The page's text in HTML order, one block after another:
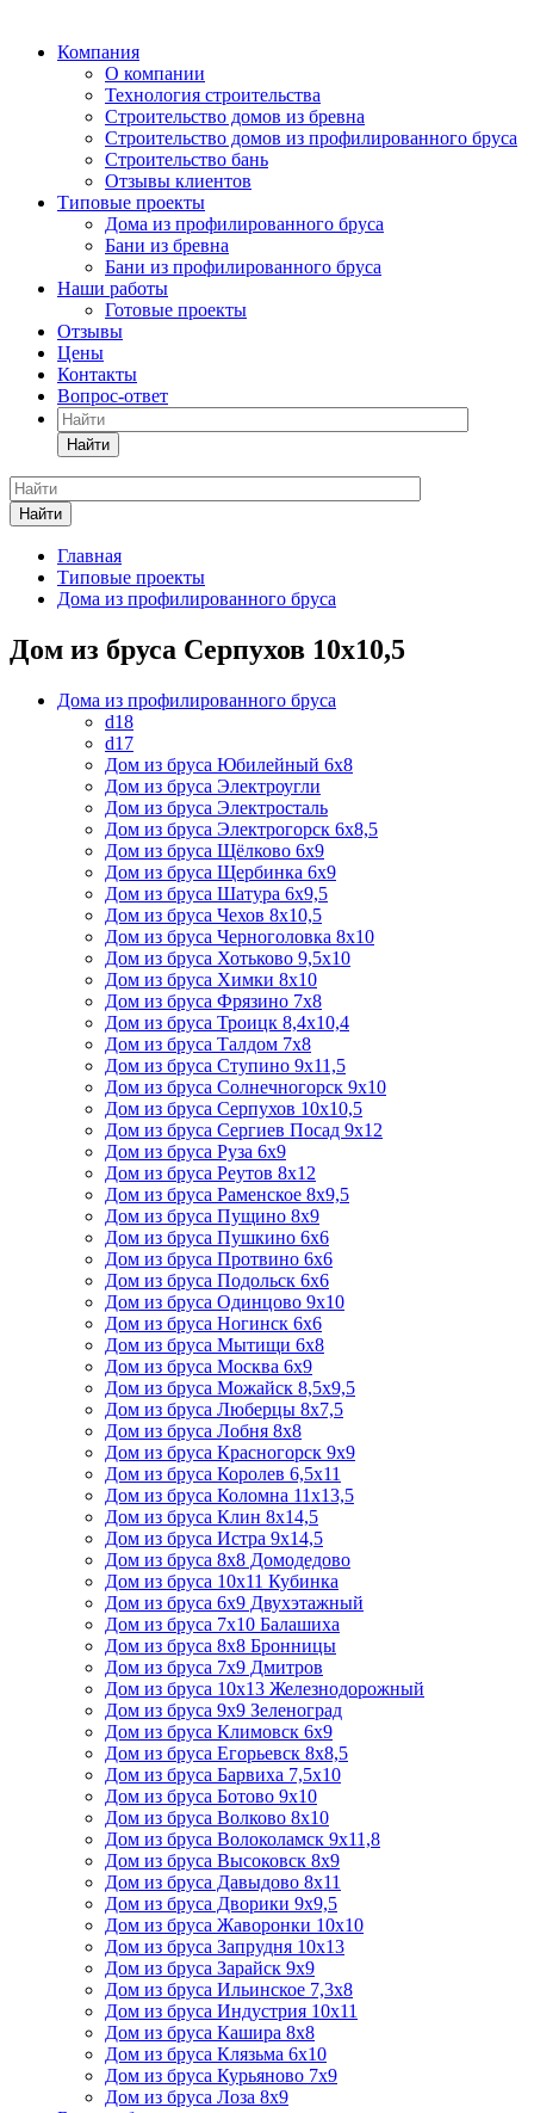
Компания
О компании
Технология строительства
Строительство домов из бревна
Строительство домов из профилированного бруса
Строительство бань
Отзывы клиентов
Типовые проекты
Дома из профилированного бруса
Бани из бревна
Бани из профилированного бруса
Наши работы
Готовые проекты
Отзывы
Цены
Контакты
Вопрос-ответ
Найти
Найти
Главная
Типовые проекты
Дома из профилированного бруса
Дом из бруса Серпухов 10х10,5
Дома из профилированного бруса
d18
d17
Дом из бруса Юбилейный 6х8
Дом из бруса Электроугли
Дом из бруса Электросталь
Дом из бруса Электрогорск 6х8,5
Дом из бруса Щёлково 6х9
Дом из бруса Щербинка 6х9
Дом из бруса Шатура 6х9,5
Дом из бруса Чехов 8х10,5
Дом из бруса Черноголовка 8х10
Дом из бруса Хотьково 9,5х10
Дом из бруса Химки 8х10
Дом из бруса Фрязино 7х8
Дом из бруса Троицк 8,4х10,4
Дом из бруса Талдом 7х8
Дом из бруса Ступино 9х11,5
Дом из бруса Солнечногорск 9х10
Дом из бруса Серпухов 10х10,5
Дом из бруса Сергиев Посад 9х12
Дом из бруса Руза 6х9
Дом из бруса Реутов 8х12
Дом из бруса Раменское 8х9,5
Дом из бруса Пущино 8х9
Дом из бруса Пушкино 6х6
Дом из бруса Протвино 6х6
Дом из бруса Подольск 6х6
Дом из бруса Одинцово 9х10
Дом из бруса Ногинск 6х6
Дом из бруса Мытищи 6х8
Дом из бруса Москва 6х9
Дом из бруса Можайск 8,5х9,5
Дом из бруса Люберцы 8х7,5
Дом из бруса Лобня 8х8
Дом из бруса Красногорск 9х9
Дом из бруса Королев 6,5х11
Дом из бруса Коломна 11х13,5
Дом из бруса Клин 8х14,5
Дом из бруса Истра 9х14,5
Дом из бруса 8х8 Домодедово
Дом из бруса 10х11 Кубинка
Дом из бруса 6х9 Двухэтажный
Дом из бруса 7х10 Балашиха
Дом из бруса 8х8 Бронницы
Дом из бруса 7х9 Дмитров
Дом из бруса 10х13 Железнодорожный
Дом из бруса 9х9 Зеленоград
Дом из бруса Климовск 6х9
Дом из бруса Егорьевск 8х8,5
Дом из бруса Барвиха 7,5х10
Дом из бруса Ботово 9х10
Дом из бруса Волково 8х10
Дом из бруса Волоколамск 9х11,8
Дом из бруса Высоковск 8х9
Дом из бруса Давыдово 8х11
Дом из бруса Дворики 9х9,5
Дом из бруса Жаворонки 10х10
Дом из бруса Запрудня 10х13
Дом из бруса Зарайск 9х9
Дом из бруса Ильинское 7,3х8
Дом из бруса Индустрия 10х11
Дом из бруса Кашира 8х8
Дом из бруса Клязьма 6х10
Дом из бруса Курьяново 7х9
Дом из бруса Лоза 8х9